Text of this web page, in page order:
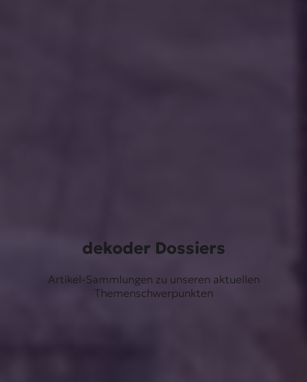
dekoder Dossiers
Artikel-Sammlungen zu unseren aktuellen
Themenschwerpunkten